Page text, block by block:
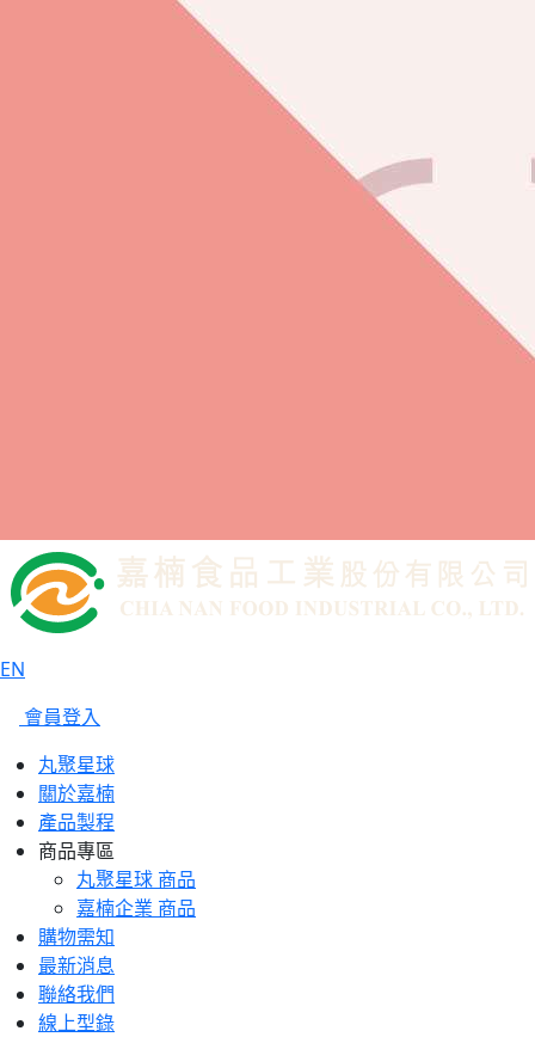
EN
會員登入
丸聚星球
關於嘉楠
產品製程
商品專區
丸聚星球 商品
嘉楠企業 商品
購物需知
最新消息
聯絡我們
線上型錄